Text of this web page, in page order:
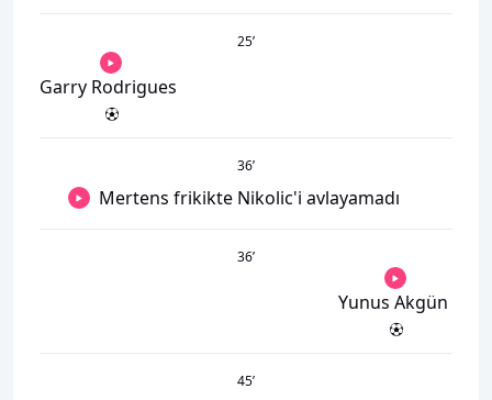
25’
Garry Rodrigues
36’
Mertens frikikte Nikolic'i avlayamadı
36’
Yunus Akgün
45’